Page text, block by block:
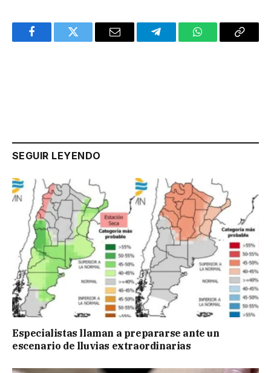
FacebookTwitter Email TelegramWhatsAppCopy
SEGUIR LEYENDO
Especialistas llaman a prepararse ante un
escenario de lluvias extraordinarias